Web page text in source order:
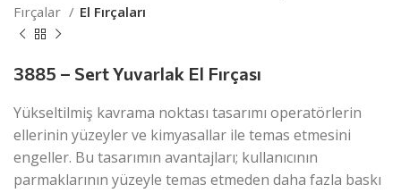
Fırçalar
El Fırçaları
3885 – Sert Yuvarlak El Fırçası
Yükseltilmiş kavrama noktası tasarımı operatörlerin
ellerinin yüzeyler ve kimyasallar ile temas etmesini
engeller. Bu tasarımın avantajları; kullanıcının
parmaklarının yüzeyle temas etmeden daha fazla baskı